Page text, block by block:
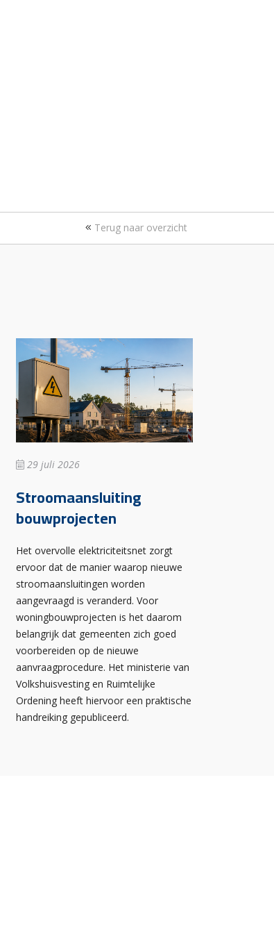
Terug naar overzicht
29 juli 2026
Stroomaansluiting
bouwprojecten
Het overvolle elektriciteitsnet zorgt
ervoor dat de manier waarop nieuwe
stroomaansluitingen worden
aangevraagd is veranderd. Voor
woningbouwprojecten is het daarom
belangrijk dat gemeenten zich goed
voorbereiden op de nieuwe
aanvraagprocedure. Het ministerie van
Volkshuisvesting en Ruimtelijke
Ordening heeft hiervoor een praktische
handreiking gepubliceerd.